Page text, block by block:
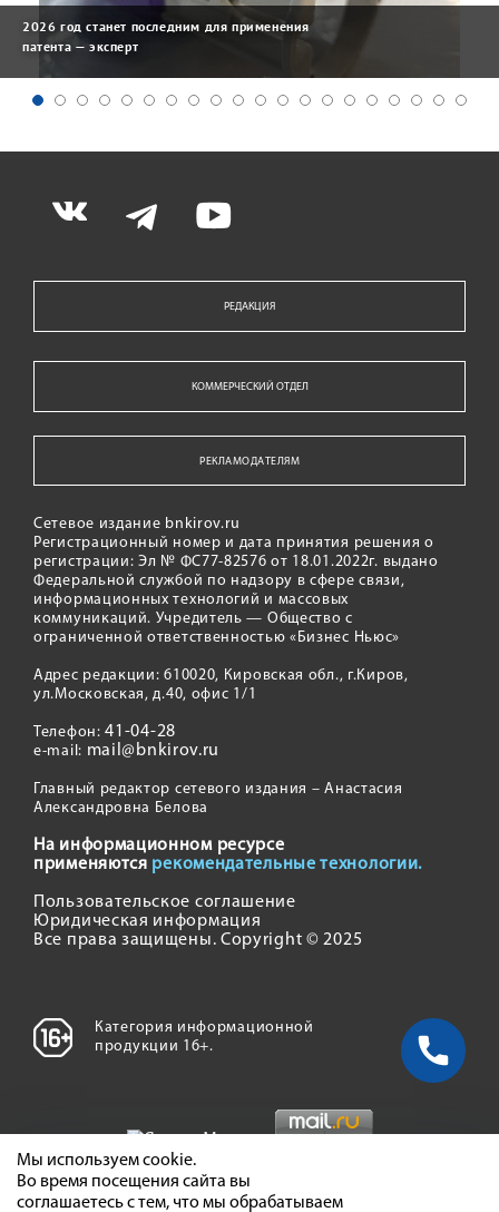
2026 год станет последним для применения
патента — эксперт
РЕДАКЦИЯ
КОММЕРЧЕСКИЙ ОТДЕЛ
РЕКЛАМОДАТЕЛЯМ
Сетевое издание bnkirov.ru
Регистрационный номер и дата принятия решения о
регистрации: Эл № ФС77-82576 от 18.01.2022г. выдано
Федеральной службой по надзору в сфере связи,
информационных технологий и массовых
коммуникаций. Учредитель — Общество с
ограниченной ответственностью «Бизнес Ньюс»
Адрес редакции: 610020, Кировская обл., г.Киров,
ул.Московская, д.40, офис 1/1
Телефон:41-04-28
e-mail: mail@bnkirov.ru
Главный редактор сетевого издания – Анастасия
Александровна Белова
На информационном ресурсе
применяются рекомендательные технологии.
Пользовательское соглашение
Юридическая информация
Все права защищены. Copyright © 2025
Категория информационной
продукции 16+.
Мы используем cookie.
Во время посещения сайта вы
соглашаетесь с тем, что мы обрабатываем